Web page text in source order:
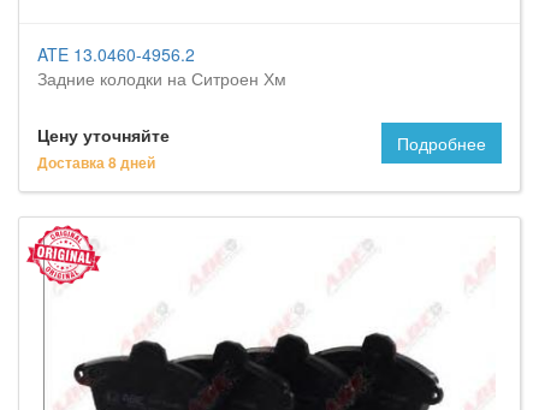
ATE 13.0460-4956.2
Задние колодки на Ситроен Хм
Цену уточняйте
Доставка 8 дней
Подробнее